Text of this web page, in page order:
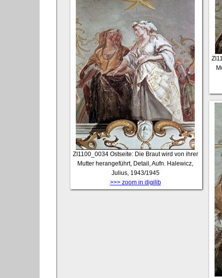
ZI1100_0034 Ostseite: Die Braut wird von ihrer
Mutter herangeführt, Detail, Aufn. Halewicz,
Julius, 1943/1945
>>> zoom in digilib